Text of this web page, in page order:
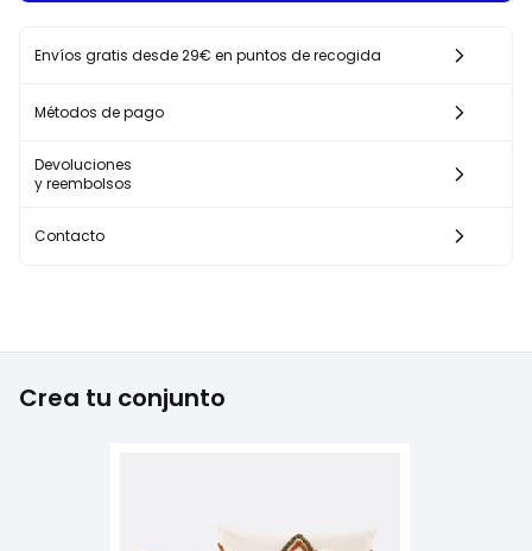
Envíos gratis desde 29€ en puntos de recogida
Métodos de pago
Devoluciones
y reembolsos
Contacto
Crea tu conjunto